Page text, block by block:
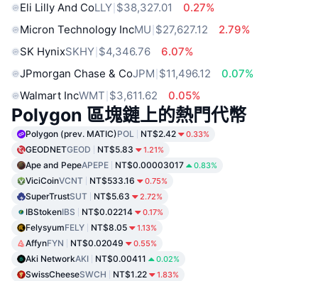
Eli Lilly And CoLLY $38,327.01
0.27%
Micron Technology IncMU $27,627.12
2.79%
SK HynixSKHY $4,346.76
6.07%
JPmorgan Chase & CoJPM $11,496.12
0.07%
Walmart IncWMT $3,611.62 0.05%
Polygon 區塊鏈上的熱門代幣
Polygon (prev. MATIC)POL NT$2.42 0.33%
GEODNETGEOD NT$5.83 1.21%
Ape and PepeAPEPE NT$0.00003017 0.83%
ViciCoinVCNT NT$533.16 0.75%
SuperTrustSUT NT$5.63 2.72%
IBStokenIBS NT$0.02214 0.17%
FelysyumFELY NT$8.05 1.13%
AffynFYN NT$0.02049 0.55%
Aki NetworkAKI NT$0.00411 0.02%
SwissCheeseSWCH NT$1.22 1.83%